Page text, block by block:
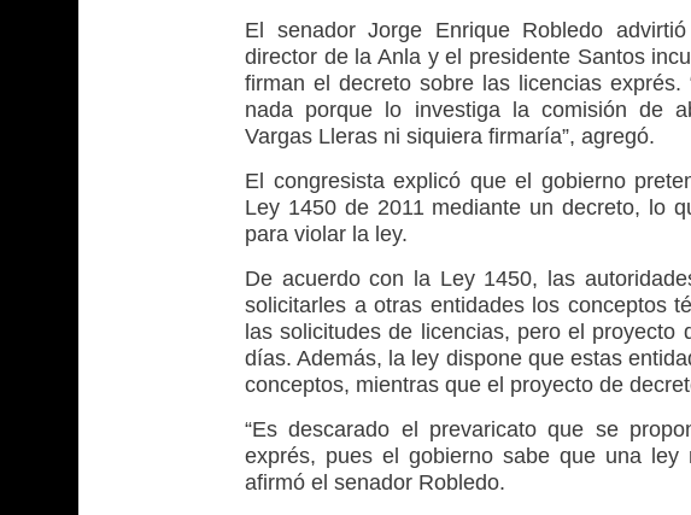
El senador Jorge Enrique Robledo
director de la Anla y el presidente Santos
firman el decreto sobre las licencias
nada porque lo investiga la comisión de
Vargas Lleras ni siquiera firmaría”, agregó.
El congresista explicó que el gobierno
Ley 1450 de 2011 mediante un decreto, lo
para violar la ley.
De acuerdo con la Ley 1450, las
solicitarles a otras entidades los conceptos
las solicitudes de licencias, pero el
días. Además, la ley dispone que estas
conceptos, mientras que el proyecto de
“Es descarado el prevaricato que se
exprés, pues el gobierno sabe que una ley
afirmó el senador Robledo.